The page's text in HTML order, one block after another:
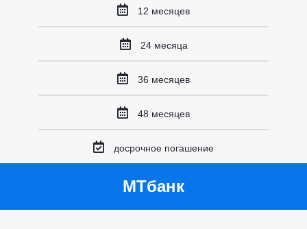
12 месяцев
24 месяца
36 месяцев
48 месяцев
досрочное погашение
МТбанк